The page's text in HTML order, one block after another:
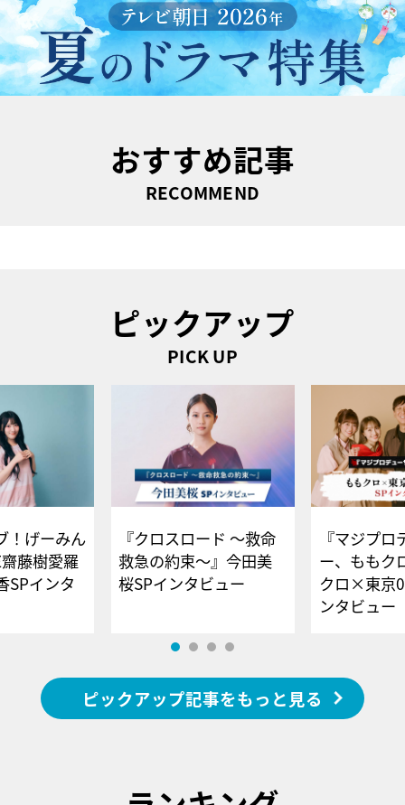
おすすめ記事
RECOMMEND
ピックアップ
PICK UP
！げーみん
藤樹愛羅
SPインタ
『クロスロード ～救命
救急の約束～』今田美
桜SPインタビュー
『マジプロ
ー、ももク
クロ×東京
ンタビュー
ピックアップ記事をもっと見る